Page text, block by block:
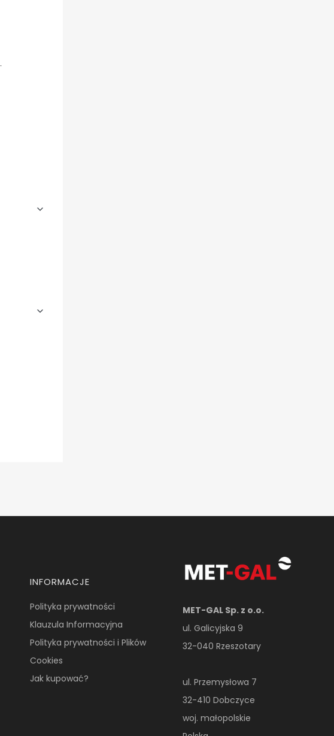
INFORMACJE
Polityka prywatności
Klauzula Informacyjna
Polityka prywatności i Plików
Cookies
Jak kupować?
MET-GAL Sp. z o.o.
ul. Galicyjska 9
32-040 Rzeszotary
ul. Przemysłowa 7
32-410 Dobczyce
woj. małopolskie